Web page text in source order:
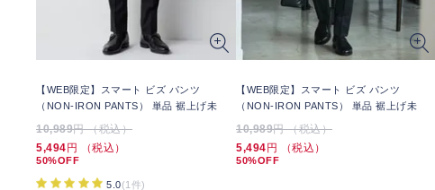
【WEB限定】スマート ビズ パンツ
（NON-IRON PANTS） 単品 裾上げ未
10,989円 （税込）
5,494 円 （税込）
50%OFF
5.0(1件)
【WEB限定】スマート ビズ パンツ
（NON-IRON PANTS） 単品 裾上げ未
10,989円 （税込）
5,494 円 （税込）
50%OFF